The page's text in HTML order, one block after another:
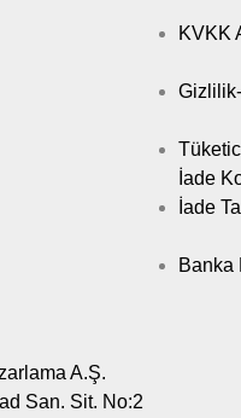
KVKK
İade
İade
Banka
A.Ş.
San. Sit. No:2